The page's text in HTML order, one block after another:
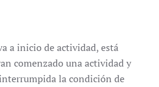
a inicio de actividad, está
comenzado una actividad y
la condición de